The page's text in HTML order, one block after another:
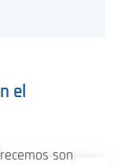
el
son